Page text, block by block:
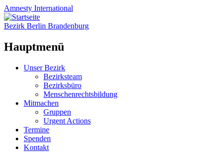
Amnesty International
Bezirk Berlin Brandenburg
Hauptmenü
Zum
Unser Bezirk
Bezirksteam
Bezirksbüro
Menschenrechtsbildung
Mitmachen
Gruppen
Urgent Actions
Termine
Spenden
Kontakt